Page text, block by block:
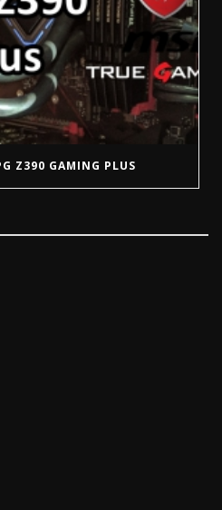
Z390 GAMING PLUS